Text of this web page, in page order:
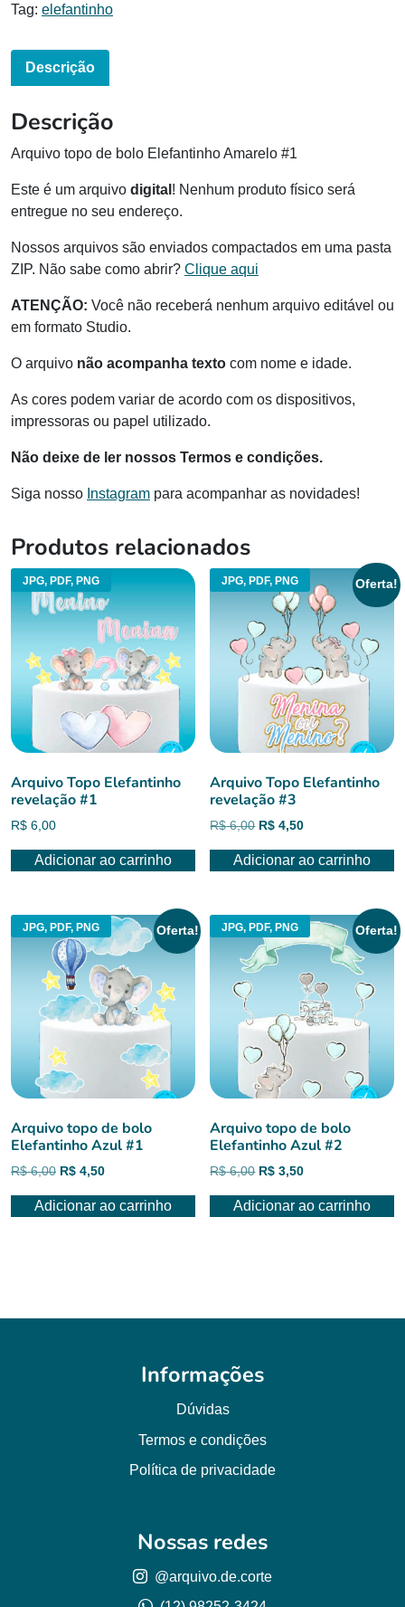
Tag: elefantinho
Descrição
Descrição
Arquivo topo de bolo Elefantinho Amarelo #1
Este é um arquivo digital ! Nenhum produto físico será
entregue no seu endereço.
Nossos arquivos são enviados compactados em uma pasta
ZIP. Não sabe como abrir? Clique aqui
ATENÇÃO: Você não receberá nenhum arquivo editável ou
em formato Studio.
O arquivo não acompanha texto com nome e idade.
As cores podem variar de acordo com os dispositivos,
impressoras ou papel utilizado.
Não deixe de ler nossos Termos e condições.
Siga nosso Instagram para acompanhar as novidades!
Produtos relacionados
JPG, PDF, PNG
Arquivo Topo Elefantinho
revelação #1
R$ 6,00
Adicionar ao carrinho
JPG, PDF, PNG Oferta!
Arquivo Topo Elefantinho
revelação #3
R$6,00 O
original
R$ 4,50O
atual
Adicionar ao carrinho
JPG, PDF, PNG Oferta!
Arquivo topo de bolo
Elefantinho Azul #1
R$6,00 O
original
R$ 4,50O
atual
Adicionar ao carrinho
JPG, PDF, PNG Oferta!
Arquivo topo de bolo
Elefantinho Azul #2
R$6,00 O
original
R$ 3,50O
atual
Adicionar ao carrinho
Informações
Dúvidas
Termos e condições
Política de privacidade
Nossas redes
@arquivo.de.corte